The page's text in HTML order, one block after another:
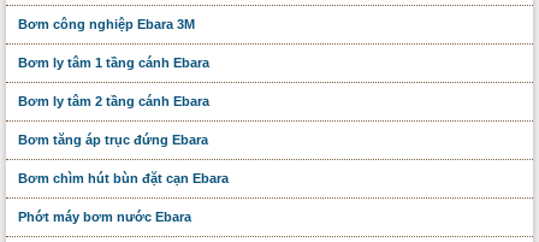
Bơm công nghiệp Ebara 3M
Bơm ly tâm 1 tầng cánh Ebara
Bơm ly tâm 2 tầng cánh Ebara
Bơm tăng áp trục đứng Ebara
Bơm chìm hút bùn đặt cạn Ebara
Phớt máy bơm nước Ebara